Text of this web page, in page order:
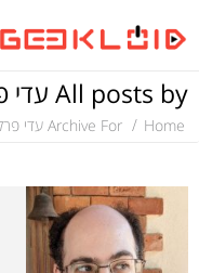
All posts by עדי פרל
Home Archive For עדי פרל